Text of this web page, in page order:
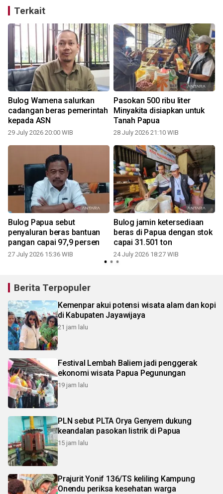
Terkait
Bulog Wamena salurkan
cadangan beras pemerintah
kepada ASN
29 July 2026 20:00 WIB
Pasokan 500 ribu liter
Minyakita disiapkan untuk
Tanah Papua
28 July 2026 21:10 WIB
Bulog Papua sebut
penyaluran beras bantuan
pangan capai 97,9 persen
27 July 2026 15:36 WIB
Bulog jamin ketersediaan
beras di Papua dengan stok
capai 31.501 ton
24 July 2026 18:27 WIB
Berita Terpopuler
Kemenpar akui potensi wisata alam dan kopi
di Kabupaten Jayawijaya
21 jam lalu
Festival Lembah Baliem jadi penggerak
ekonomi wisata Papua Pegunungan
19 jam lalu
PLN sebut PLTA Orya Genyem dukung
keandalan pasokan listrik di Papua
15 jam lalu
Prajurit Yonif 136/TS keliling Kampung
Onendu periksa kesehatan warga